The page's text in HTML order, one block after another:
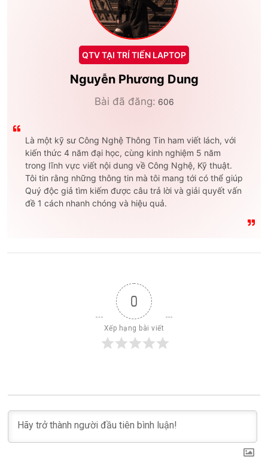
QTV TẠI TRÍ TIẾN LAPTOP
Nguyễn Phương Dung
Bài đã đăng: 606
Là một kỹ sư Công Nghệ Thông Tin ham viết lách, với
kiến thức 4 năm đại học, cùng kinh nghiệm 5 năm
trong lĩnh vực viết nội dung về Công Nghệ, Kỹ thuật.
Tôi tin rằng những thông tin mà tôi mang tới có thể giúp
Quý độc giả tìm kiếm được câu trả lời và giải quyết vấn
đề 1 cách nhanh chóng và hiệu quả.
0
Xếp hạng bài viết